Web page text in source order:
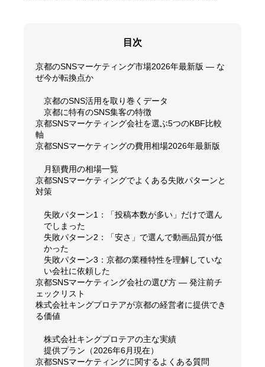
目次
京都のSNSマーケティング市場2026年最新版 — な
ぜ今が転換点か
京都のSNS活用を取り巻くデータ
京都に特有のSNS集客の特徴
京都SNSマーケティング会社を選ぶ5つのKBF比較
軸
京都SNSマーケティングの費用相場2026年最新版
月額費用の相場一覧
京都SNSマーケティングでよくある失敗パターンと
対策
失敗パターン1：「投稿本数が多い」だけで選ん
でしまった
失敗パターン2：「安さ」で選んで動画品質が低
かった
失敗パターン3：京都の業種特性を理解していな
い会社に依頼した
京都SNSマーケティング会社の選び方 — 発注前チ
ェックリスト
株式会社キングプロテアが京都の経営者に提供でき
る価値
株式会社キングプロテアの主な実績
提供プラン（2026年6月現在）
京都SNSマーケティングに関するよくある質問